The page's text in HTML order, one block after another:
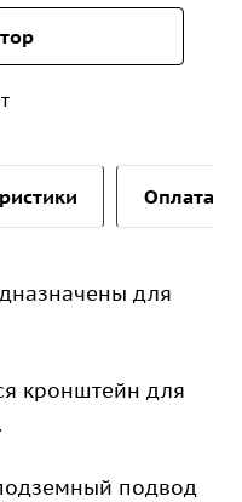
Оплата и
для
кронштейн для
подвод